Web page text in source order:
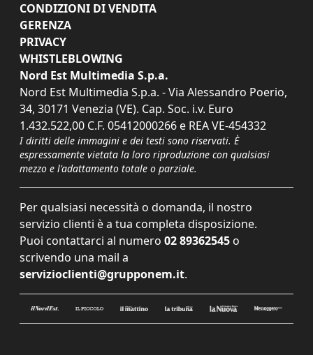
CONDIZIONI DI VENDITA
GERENZA
PRIVACY
WHISTLEBLOWING
Nord Est Multimedia S.p.a.
Nord Est Multimedia S.p.a. - Via Alessandro Poerio,
34, 30171 Venezia (VE). Cap. Soc. i.v. Euro
1.432.522,00 C.F. 05412000266 e REA VE-454332
I diritti delle immagini e dei testi sono riservati. È
espressamente vietata la loro riproduzione con qualsiasi
mezzo e l'adattamento totale o parziale.
Per qualsiasi necessità o domanda, il nostro
servizio clienti è a tua completa disposizione.
Puoi contattarci al numero 02 89362545 o
scrivendo una mail a
servizioclienti@grupponem.it.